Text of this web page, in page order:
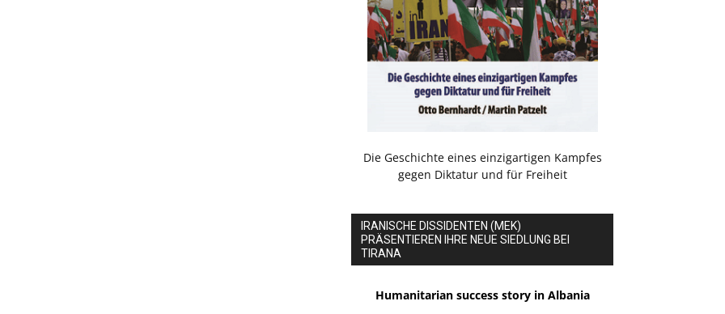
Die Geschichte eines einzigartigen Kampfes
gegen Diktatur und für Freiheit
IRANISCHE DISSIDENTEN (MEK)
PRÄSENTIEREN IHRE NEUE SIEDLUNG BEI
TIRANA
Humanitarian success story in Albania